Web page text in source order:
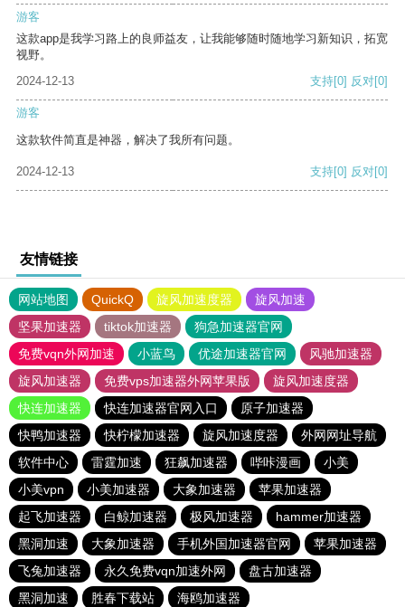
游客
这款app是我学习路上的良师益友，让我能够随时随地学习新知识，拓宽
视野。
2024-12-13
支持[0] 反对[0]
游客
这款软件简直是神器，解决了我所有问题。
2024-12-13 支持[0] 反对[0]
友情链接
网站地图 QuickQ 旋风加速度器
旋风加速
坚果加速器
tiktok加速器
狗急加速器官网
免费vqn外网加速
小蓝鸟 优途加速器官网
风驰加速器
旋风加速器
免费vps加速器外网苹果版
旋风加速度器
快连加速器
快连加速器官网入口
原子加速器
快鸭加速器
快柠檬加速器 旋风加速度器
外网网址导航
软件中心
雷霆加速 狂飙加速器 哔咔漫画
小美
小美vpn
小美加速器 大象加速器
苹果加速器
起飞加速器
白鲸加速器 极风加速器
hammer加速器
黑洞加速
大象加速器 手机外国加速器官网
苹果加速器
飞兔加速器
永久免费vqn加速外网
盘古加速器
黑洞加速
胜春下载站 海鸥加速器